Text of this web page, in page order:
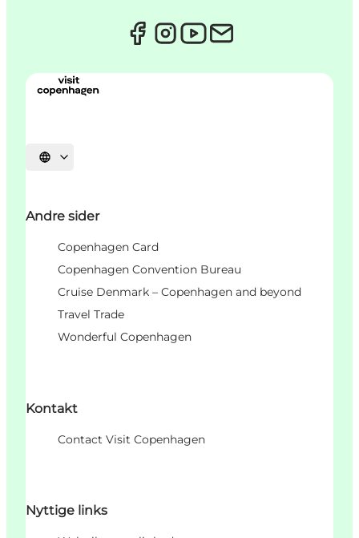
Vælg sprog
Andre sider
Copenhagen Card
Copenhagen Convention Bureau
Cruise Denmark – Copenhagen and beyond
Travel Trade
Wonderful Copenhagen
Kontakt
Contact Visit Copenhagen
Nyttige links